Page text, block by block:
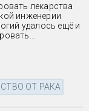
лекарства
инженерии
удалось ещё и
ОТ РАКА